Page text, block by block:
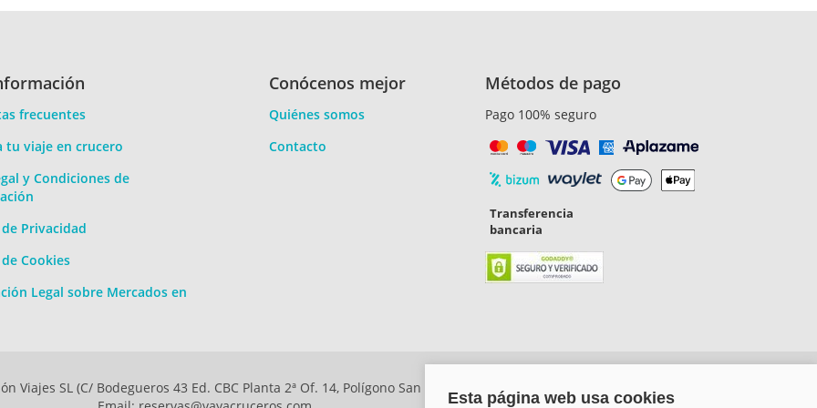
sorprendido la buena calidad de la comida, y el agradable servicio
el primer día, luego fue inferior.
10 Atención
Venecia (Italia) XV
personal ,la limpieza ,todo!
solo un idioma en general aunque había algún que otro que hablara
Venecia (Italia) XV
frecuentes
tu viaje en crucero
y Condiciones de
Privacidad
Cookies
Legal sobre Mercados en
Conócenos mejor
Quiénes somos
Contacto
Métodos de pago
Pago 100% seguro
Transferencia
bancaria
SL (C/ Bodegueros 43 Ed. CBC Planta 2ª Of. 14, Polígono San Rafael, Málaga. CP: 29006) Tel: +34 917 815 555 -